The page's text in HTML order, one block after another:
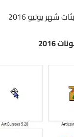
شهر يوليو 2016
2016